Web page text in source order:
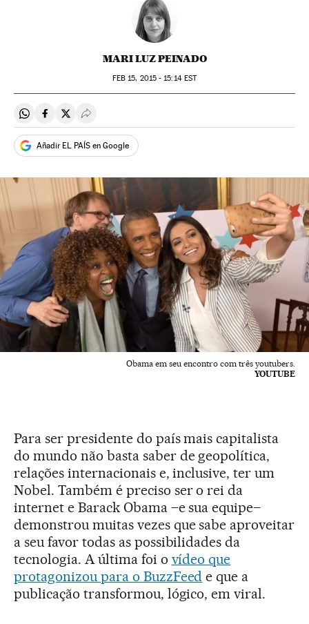
MARI LUZ PEINADO
FEB 15, 2015 - 15:14EST
Compartir en Whatsapp
Compartir en Facebook
Compartir en Twitter
Desplegar Redes Sociales
Añadir EL PAÍS en Google
Obama em seu encontro com três youtubers.
YOUTUBE
Para ser presidente do país mais capitalista
do mundo não basta saber de geopolítica,
relações internacionais e, inclusive, ter um
Nobel. Também é preciso ser o rei da
internet e Barack Obama –e sua equipe–
demonstrou muitas vezes que sabe aproveitar
a seu favor todas as possibilidades da
tecnologia. A última foi o vídeo que
protagonizou para o BuzzFeed e que a
publicação transformou, lógico, em viral.